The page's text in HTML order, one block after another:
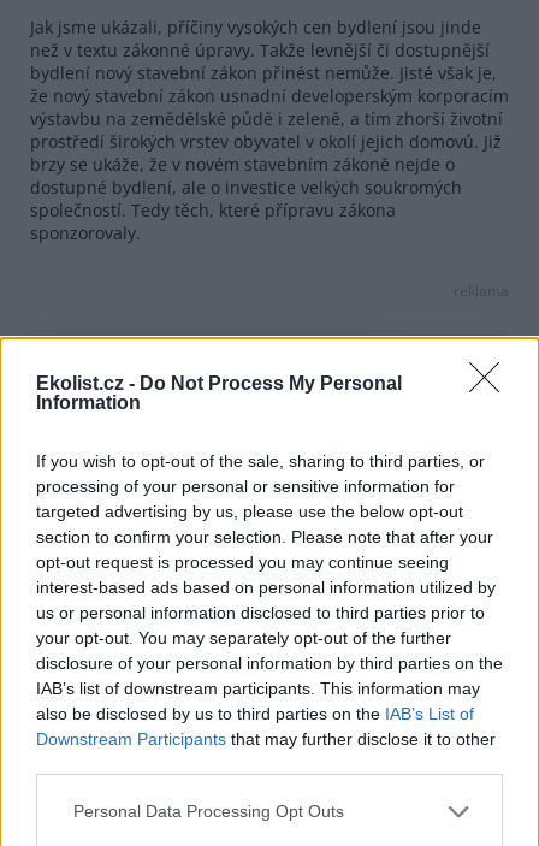
Ekolist.cz - Do Not Process My Personal
Information
If you wish to opt-out of the sale, sharing to third parties, or
processing of your personal or sensitive information for
targeted advertising by us, please use the below opt-out
section to confirm your selection. Please note that after your
opt-out request is processed you may continue seeing
interest-based ads based on personal information utilized by
us or personal information disclosed to third parties prior to
your opt-out. You may separately opt-out of the further
disclosure of your personal information by third parties on the
IAB’s list of downstream participants. This information may
also be disclosed by us to third parties on the IAB’s List of
Downstream Participants that may further disclose it to other
Personal Data Processing Opt Outs
Jak jsme ukázali, příčiny vysokých cen bydlení jsou jinde
než v textu zákonné úpravy. Takže levnější či dostupnější
bydlení nový stavební zákon přinést nemůže. Jisté však je,
že nový stavební zákon usnadní developerským korporacím
výstavbu na zemědělské půdě i zeleně, a tím zhorší životní
prostředí širokých vrstev obyvatel v okolí jejich domovů. Již
brzy se ukáže, že v novém stavebním zákoně nejde o
dostupné bydlení, ale o investice velkých soukromých
společností. Tedy těch, které přípravu zákona
sponzorovaly.
reklama